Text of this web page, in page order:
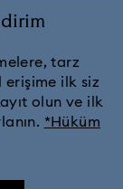
tarz
erişime ilk siz
olun ve ilk
*Hüküm